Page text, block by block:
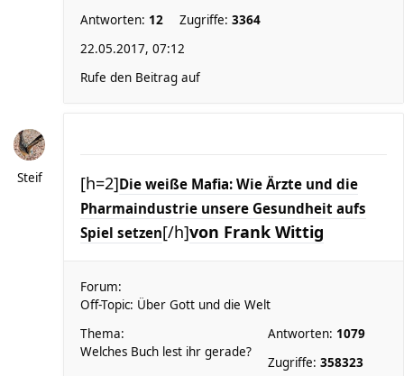
Antworten: 12 Zugriffe: 3364
22.05.2017, 07:12
Rufe den Beitrag auf
Steif [h=2]Die weiße Mafia: Wie Ärzte und die
Pharmaindustrie unsere Gesundheit aufs
Spiel setzen[/h]von Frank Wittig
Forum:
Off-Topic: Über Gott und die Welt
Thema:
Welches Buch lest ihr gerade?
Antworten: 1079
Zugriffe: 358323